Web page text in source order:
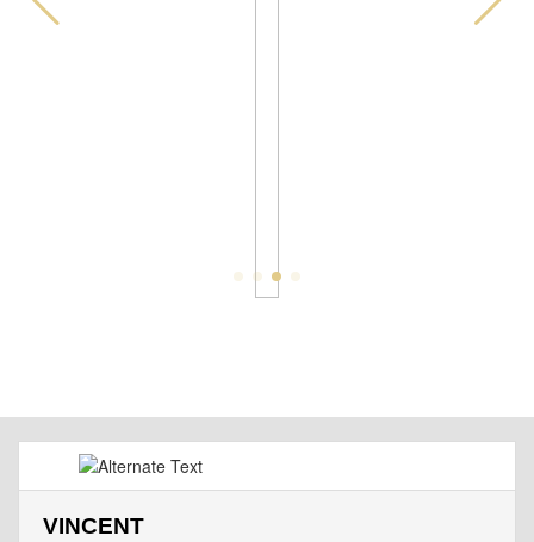
VINCENT